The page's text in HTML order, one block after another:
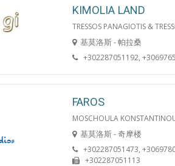
KIMOLIA LAND
TRESSOS PANAGIOTIS &
基莫洛斯 - 帕拉桑
+302287051192,
FAROS
MOSCHOULA
基莫洛斯 - 奇摩楼
+302287051473,
+302287051113